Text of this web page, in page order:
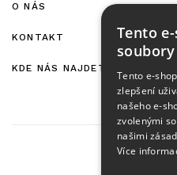
O NÁS
KONTAKT
KDE NÁS NAJDETE
Tento
Tento e-
zlepšení
našeho e-
zvolenými
našimi
Více